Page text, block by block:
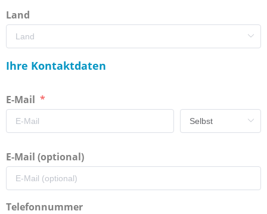
Land
Ihre Kontaktdaten
E-Mail
E-Mail (optional)
Telefonnummer